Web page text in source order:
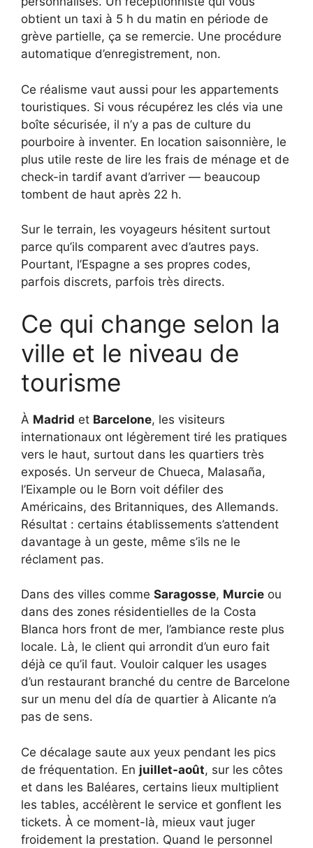
obtient un taxi à 5 h du matin en période de
grève partielle, ça se remercie. Une procédure
automatique d’enregistrement, non.
Ce réalisme vaut aussi pour les appartements
touristiques. Si vous récupérez les clés via une
boîte sécurisée, il n’y a pas de culture du
pourboire à inventer. En location saisonnière, le
plus utile reste de lire les frais de ménage et de
check-in tardif avant d’arriver — beaucoup
tombent de haut après 22 h.
Sur le terrain, les voyageurs hésitent surtout
parce qu’ils comparent avec d’autres pays.
Pourtant, l’Espagne a ses propres codes,
parfois discrets, parfois très directs.
Ce qui change selon la
ville et le niveau de
tourisme
À Madrid et Barcelone, les visiteurs
internationaux ont légèrement tiré les pratiques
vers le haut, surtout dans les quartiers très
exposés. Un serveur de Chueca, Malasaña,
l’Eixample ou le Born voit défiler des
Américains, des Britanniques, des Allemands.
Résultat : certains établissements s’attendent
davantage à un geste, même s’ils ne le
réclament pas.
Dans des villes comme Saragosse, Murcie ou
dans des zones résidentielles de la Costa
Blanca hors front de mer, l’ambiance reste plus
locale. Là, le client qui arrondit d’un euro fait
déjà ce qu’il faut. Vouloir calquer les usages
d’un restaurant branché du centre de Barcelone
sur un menu del día de quartier à Alicante n’a
pas de sens.
Ce décalage saute aux yeux pendant les pics
de fréquentation. En juillet-août, sur les côtes
et dans les Baléares, certains lieux multiplient
les tables, accélèrent le service et gonflent les
tickets. À ce moment-là, mieux vaut juger
froidement la prestation. Quand le personnel